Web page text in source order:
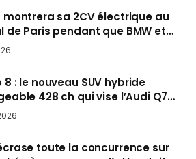
montrera sa 2CV électrique au
de Paris pendant que BMW et
le salon
8 : le nouveau SUV hybride
428 ch qui vise l’Audi Q7
Europe cet automne
toute la concurrence sur